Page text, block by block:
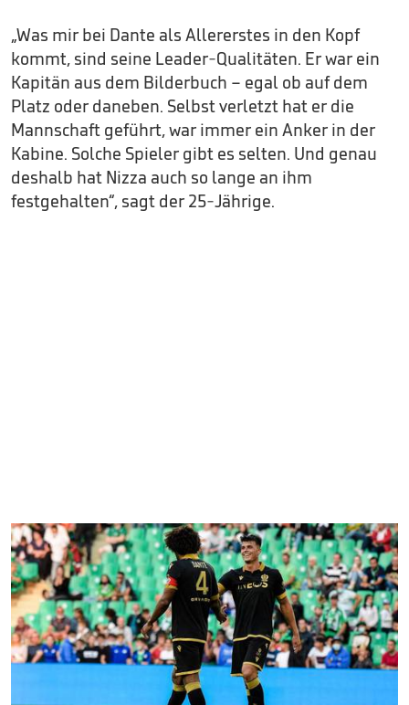
„Was mir bei Dante als Allererstes in den Kopf
kommt, sind seine Leader-Qualitäten. Er war ein
Kapitän aus dem Bilderbuch – egal ob auf dem
Platz oder daneben. Selbst verletzt hat er die
Mannschaft geführt, war immer ein Anker in der
Kabine. Solche Spieler gibt es selten. Und genau
deshalb hat Nizza auch so lange an ihm
festgehalten“, sagt der 25-Jährige.